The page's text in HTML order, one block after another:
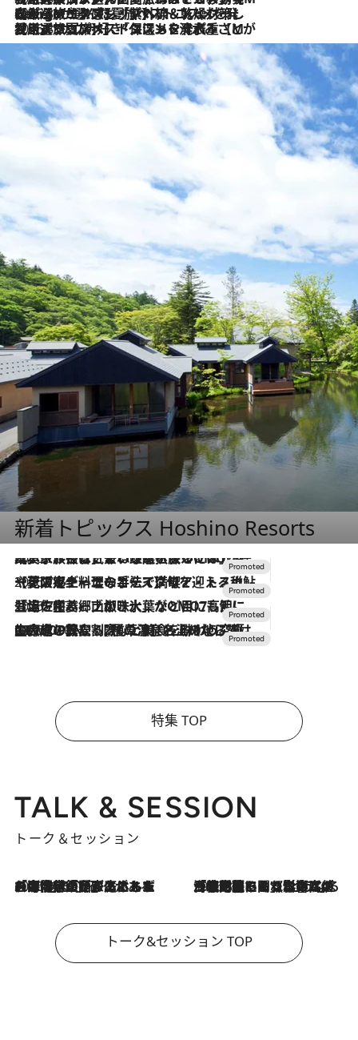
2026.8.4
【厳選旅コスメ】「紫外線＆乾燥対策しながらメイク感も！」ヘア＆メイクGeorgeが選んだ夏旅ベストコスメを発表！【Mサイズジップ】
2026.8.3
【厳選旅コスメ】「保湿もタイパ重視！」“サウナ好き”タレント清水みさとが愛用する夏旅ベストコスメを発表！【Mサイズジップ】
新着トピックス Hoshino Resorts
2026.7.31
【ホテル帰省】という選択肢をOMOが提案。家族とほどよい距離を保つには「昼は実家、夜は気兼ねなくホテルで！」
2026.7.24
【夏限定ディナーコース】旬を迎える稚鮎や花ズッキーニなどをイタリア・トスカーナの郷土料理の手法で満喫！
2026.7.17
「土佐和ハーブかき氷」がOMO7高知に登場！生姜、山椒、大葉など目にも舌にも涼を呼ぶ郷土の味
2026.7.10
NEW OPEN！【界 草津】名湯の地に誕生。趣の異なる2種の温泉と上州ならではの会席・蕎麦割烹など美食を味わう究極の癒やし旅
特集 TOP
TALK & SESSION
トーク＆セッション
2026.8.3
「今後値上げがあるとすれば…」「リスクがあるのは今年の冬」エネルギー専門家が語る、ホルムズ海峡封鎖が家庭にもたらす“ある心配” 2026.8.3
「住宅建てられない…」「サーチャージ料の高値が続いている」ホルムズ海峡封鎖による影響はいつまで続く？《エネルギー専門家に聞く“どうなる日本の暮らし”》
トーク&セッション TOP